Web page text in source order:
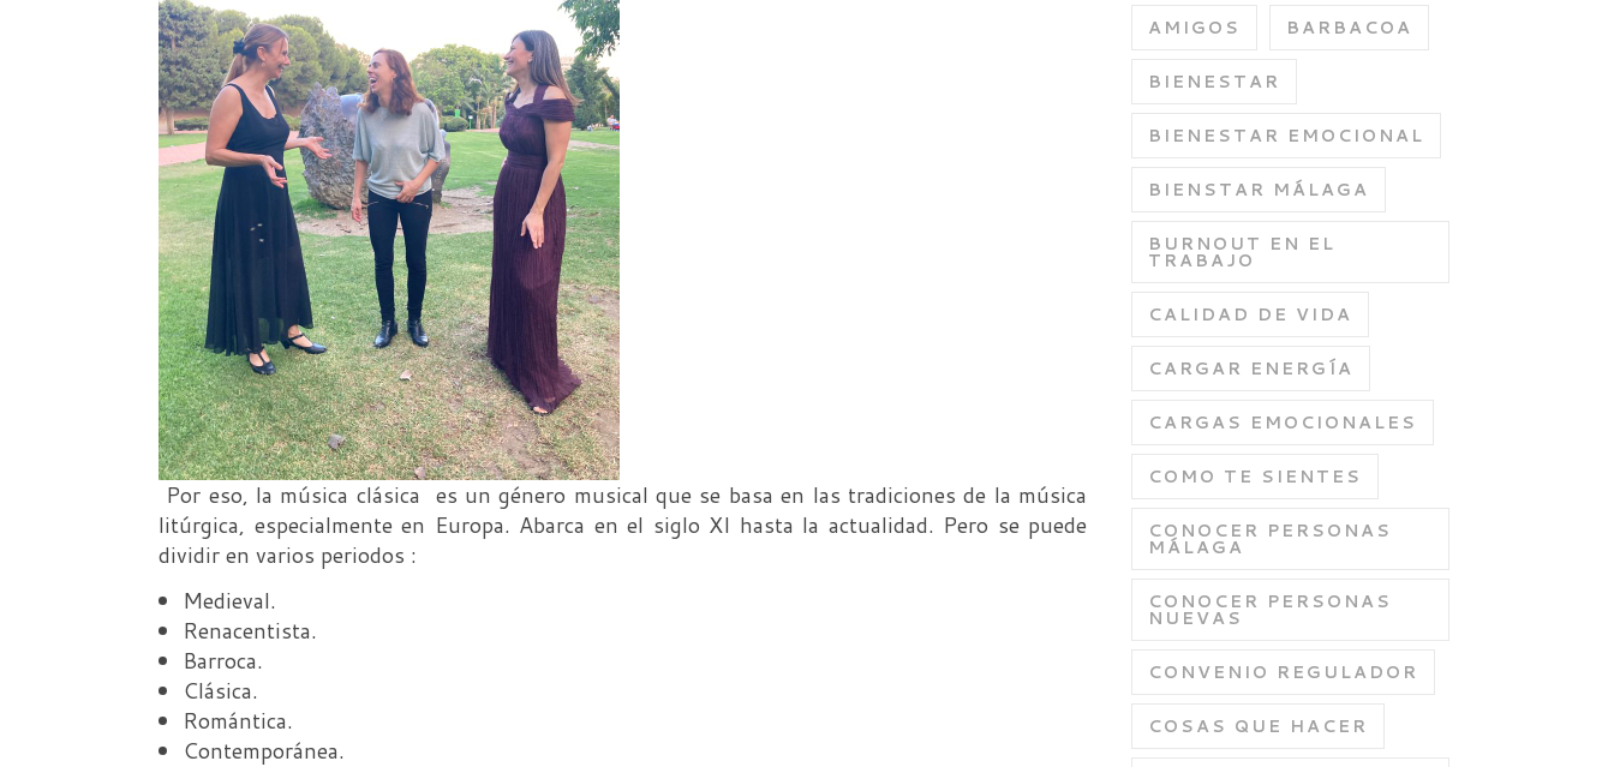
Por eso, la música clásica es un género musical que se basa en las tradiciones de la música
litúrgica, especialmente en Europa. Abarca en el siglo XI hasta la actualidad. Pero se puede
dividir en varios periodos :
Medieval.
Renacentista.
Barroca.
Clásica.
Romántica.
Contemporánea.
AMIGOS BARBACOA
BIENESTAR
BIENESTAR EMOCIONAL
BIENSTAR MÁLAGA
BURNOUT EN EL
TRABAJO
CALIDAD DE VIDA
CARGAR ENERGÍA
CARGAS EMOCIONALES
COMO TE SIENTES
CONOCER PERSONAS
MÁLAGA
CONOCER PERSONAS
NUEVAS
CONVENIO REGULADOR
COSAS QUE HACER